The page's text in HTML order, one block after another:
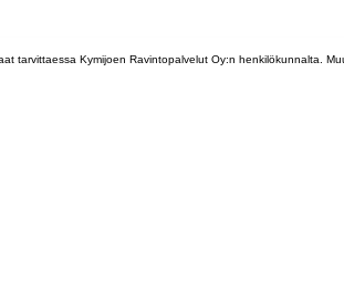
tarvittaessa Kymijoen Ravintopalvelut Oy:n henkilökunnalta.